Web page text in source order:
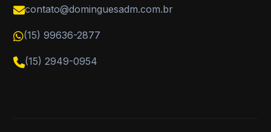
contato@dominguesadm.com.br
(15) 99636-2877
(15) 2949-0954